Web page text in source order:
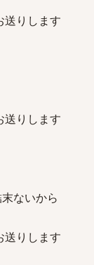
送りします
送りします
ないから
送りします